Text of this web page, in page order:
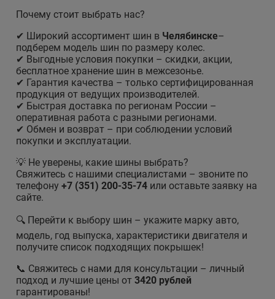
Почему стоит выбрать нас?
✔ Широкий ассортимент шин в Челябинске–
подберем модель шин по размеру колес.
✔ Выгодные условия покупки – скидки, акции,
бесплатное хранение шин в межсезонье.
✔ Гарантия качества – только сертифицированная
продукция от ведущих производителей.
✔ Быстрая доставка по регионам России –
оперативная работа с разными регионами.
✔ Обмен и возврат – при соблюдении условий
покупки и эксплуатации.
💡 Не уверены, какие шины выбрать?
Свяжитесь с нашими специалистами – звоните по
телефону +7 (351) 200-35-74 или оставьте заявку на
сайте.
🔍 Перейти к выбору шин – укажите марку авто,
модель, год выпуска, характеристики двигателя и
получите список подходящих покрышек!
📞 Свяжитесь с нами для консультации – личный
подход и лучшие цены от 3420 рублей
гарантированы!